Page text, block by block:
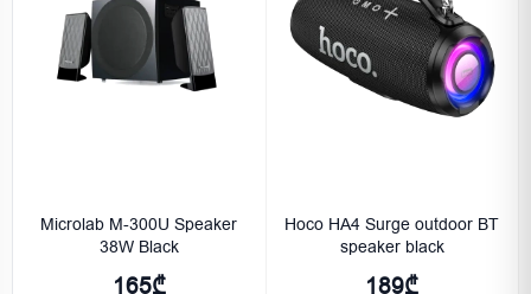
Microlab M-300U Speaker
38W Black
165₾
Hoco HA4 Surge outdoor BT
speaker black
189₾